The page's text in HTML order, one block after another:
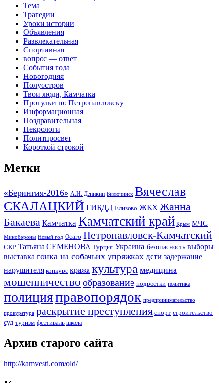
Тема
Трагедии
Уроки истории
Объявления
Развлекательная
Спортивная
вопрос — ответ
События года
Новогодняя
Полуостров
Твои люди, Камчатка
Прогулки по Петропавловску
Информационная
Поздравительная
Некрологи
Политпросвет
Короткой строкой
Метки
«Берингия-2016» А.И. Деникин Вилючинск Вячеслав
СКАЛАЦКИЙ ГИБДД Елизово ЖКХ Жанна
Бакаева Камчатка Камчатский край Крым МЧС
Минобороны Новый год Осаго Петропавловск-Камчатский
СКР Татьяна СЕМЕНОВА Турция Украина безопасность выборы
выставка гонка на собачьих упряжках дети задержание
нарушителя конкурс кража культура медицина
мошенничество образование подростки политика
полицияправопорядок предпринимательство
прокуратура раскрытие преступления спорт строительство
суд туризм фестиваль школа
Архив старого сайта
http://kamvesti.com/old/